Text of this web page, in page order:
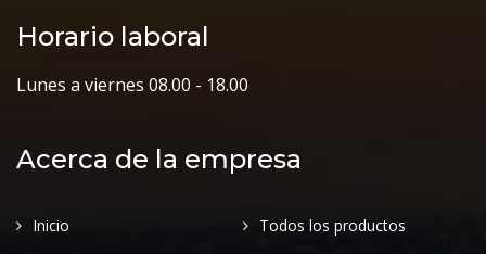
Horario laboral
Lunes a viernes 08.00 - 18.00
Acerca de la empresa
Inicio Todos los productos